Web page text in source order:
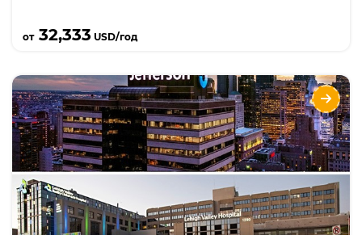
от32,333 USD/год
Thomas Jefferson University
Курсы
Языки
Направления
Бакалавриат